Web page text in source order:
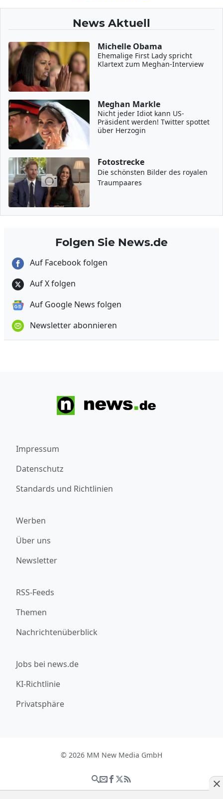
News Aktuell
Michelle Obama
Ehemalige First Lady spricht
Klartext zum Meghan-Interview
Meghan Markle
Nicht jeder Idiot kann US-
Präsident werden! Twitter spottet
über Herzogin
Fotostrecke
Die schönsten Bilder des royalen
Traumpaares
Folgen Sie News.de
Auf Facebook folgen
Auf X folgen
Auf Google News folgen
Newsletter abonnieren
Impressum
Datenschutz
Standards und Richtlinien
Werben
Über uns
Newsletter
RSS-Feeds
Themen
Nachrichtenüberblick
Jobs bei news.de
KI-Richtlinie
Privatsphäre
© 2026 MM New Media GmbH